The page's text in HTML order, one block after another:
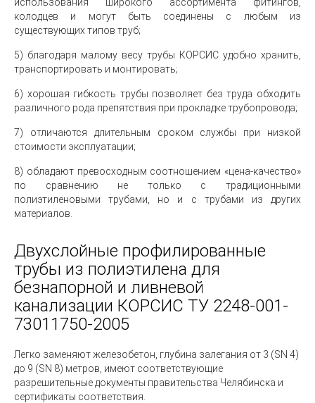
колодцев и могут быть соединены с любым из
существующих типов труб;
5) благодаря малому весу трубы КОРСИС удобно хранить,
транспортировать и монтировать;
6) хорошая гибкость трубы позволяет без труда обходить
различного рода препятствия при прокладке трубопровода;
7) отличаются длительным сроком службы при низкой
стоимости эксплуатации;
8) обладают превосходным соотношением «цена-качество»
по сравнению не только с традиционными
полиэтиленовыми трубами, но и с трубами из других
материалов.
Двухслойные профилированные
трубы из полиэтилена для
безнапорной и ливневой
канализации КОРСИС ТУ 2248-001-
73011750-2005
Легко заменяют железобетон, глубина залегания от 3 (SN 4)
до 9 (SN 8) метров, имеют соответствующие
разрешительные документы правительства Челябинска и
сертификаты соответствия.